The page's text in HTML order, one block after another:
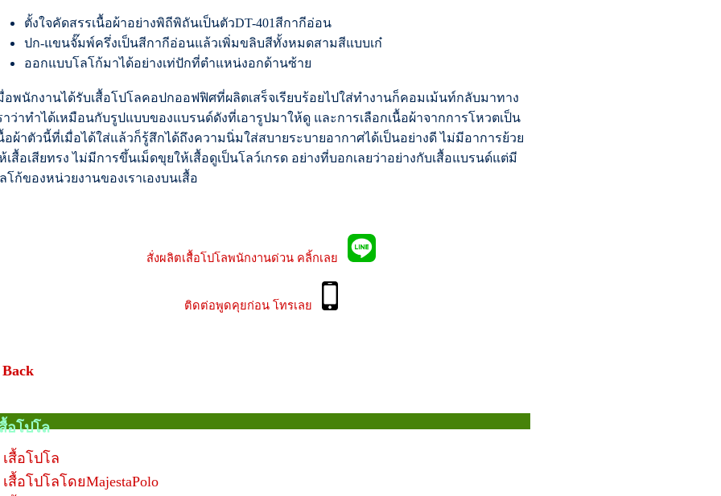
ตั้งใจคัดสรรเนื้อผ้าอย่างพิถีพิถันเป็นตัวDT-401สีกากีอ่อน
ปก-แขนจั๊มพ์ครึ่งเป็นสีกากีอ่อนแล้วเพิ่มขลิบสีทั้งหมดสามสีแบบเก๋
ออกแบบโลโก้มาได้อย่างเท่ปักที่ตำแหน่งอกด้านซ้าย
อพนักงานได้รับเสื้อโปโลคอปกออฟฟิศที่ผลิตเสร็จเรียบร้อยไปใส่ทำงานก็คอมเม้นท์กลับมาทาง
าว่าทำได้เหมือนกับรูปแบบของแบรนด์ดังที่เอารูปมาให้ดู และการเลือกเนื้อผ้าจากการโหวตเป็น
อผ้าตัวนี้ที่เมื่อได้ใส่แล้วก็รู้สึกได้ถึงความนิ่มใส่สบายระบายอากาศได้เป็นอย่างดี ไม่มีอาการย้วย
เสื้อเสียทรง ไม่มีการขึ้นเม็ดขุยให้เสื้อดูเป็นโลว์เกรด อย่างที่บอกเลยว่าอย่างกับเสื้อแบรนด์แต่มี
โก้ของหน่วยงานของเราเองบนเสื้อ
สั่งผลิตเสื้อโปโลพนักงานด่วน คลิ้กเลย
ติดต่อพูดคุยก่อน โทรเลย
Back
อโปโล
เสื้อโปโล
เสื้อโปโลโดยMajestaPolo